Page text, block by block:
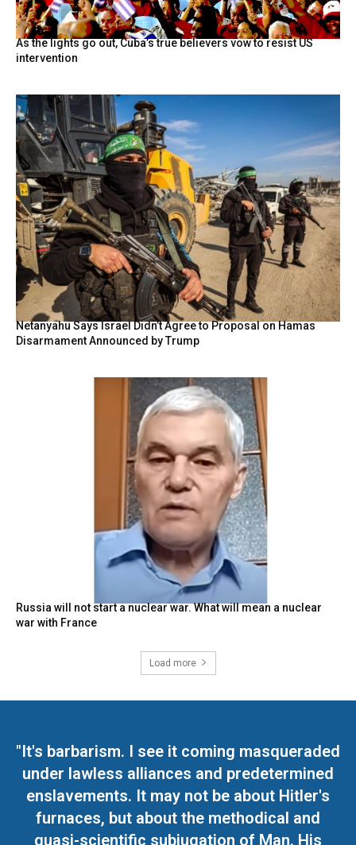
As the lights go out, Cuba’s true believers vow to resist US
intervention
Netanyahu Says Israel Didn’t Agree to Proposal on Hamas
Disarmament Announced by Trump
Russia will not start a nuclear war. What will mean a nuclear
war with France
Load more
"It's barbarism. I see it coming masqueraded
under lawless alliances and predetermined
enslavements. It may not be about Hitler's
furnaces, but about the methodical and
quasi-scientific subjugation of Man. His